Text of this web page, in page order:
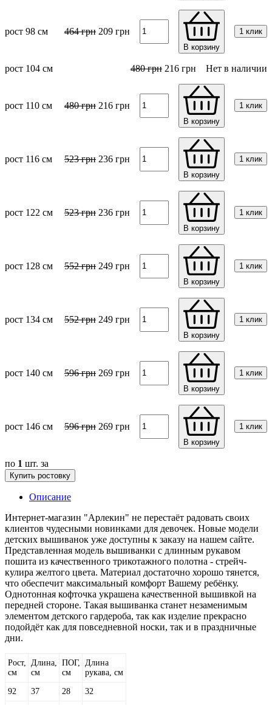
рост 98 см 464грн 209 грн
В корзину
1 клик
рост 104 см 480грн 216 грн Нет в наличии
рост 110 см 480грн 216 грн
В корзину
1 клик
рост 116 см 523грн 236 грн
В корзину
1 клик
рост 122 см 523грн 236 грн
В корзину
1 клик
рост 128 см 552грн 249 грн
В корзину
1 клик
рост 134 см 552грн 249 грн
В корзину
1 клик
рост 140 см 596грн 269 грн
В корзину
1 клик
рост 146 см 596грн 269 грн
В корзину
1 клик
по 1 шт. за
Купить ростовку
Описание
Интернет-магазин "Арлекин" не перестаёт радовать своих
клиентов чудесными новинками для девочек. Новые модели
детских вышиванок уже доступны к заказу на нашем сайте.
Представленная модель вышиванки с длинным рукавом
пошита из качественного трикотажного полотна - стрейч-
кулира желтого цвета. Материал достаточно хорошо тянется,
что обеспечит максимальный комфорт Вашему ребёнку.
Однотонная кофточка украшена качественной вышивкой на
передней стороне. Такая вышиванка станет незаменимым
элементом детского гардероба, так как изделие прекрасно
подойдёт как для повседневной носки, так и в праздничные
дни.
Рост,
см
Длина,
см
ПОГ,
см
Длина
рукава, см
92 37 28 32